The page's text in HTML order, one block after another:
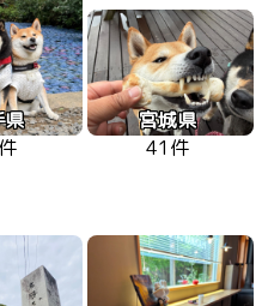
県
宮城県
41件